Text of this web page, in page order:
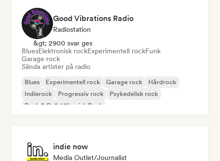
Good Vibrations Radio
Radiostation
&gt; 2900 svar ges
BluesElektronisk rockExperimentell rockFunk
Garage rock
Sända artister på radio
Blues Experimentell rock Garage rock
Hårdrock
Indierock
Progressiv rock
Psykedelisk rock
Rock & Roll / Klassisk Rock
indie now
Media Outlet/Journalist